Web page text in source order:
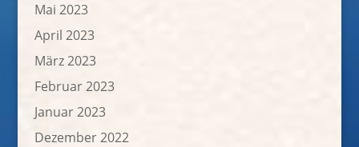
Mai 2023
April 2023
März 2023
Februar 2023
Januar 2023
Dezember 2022